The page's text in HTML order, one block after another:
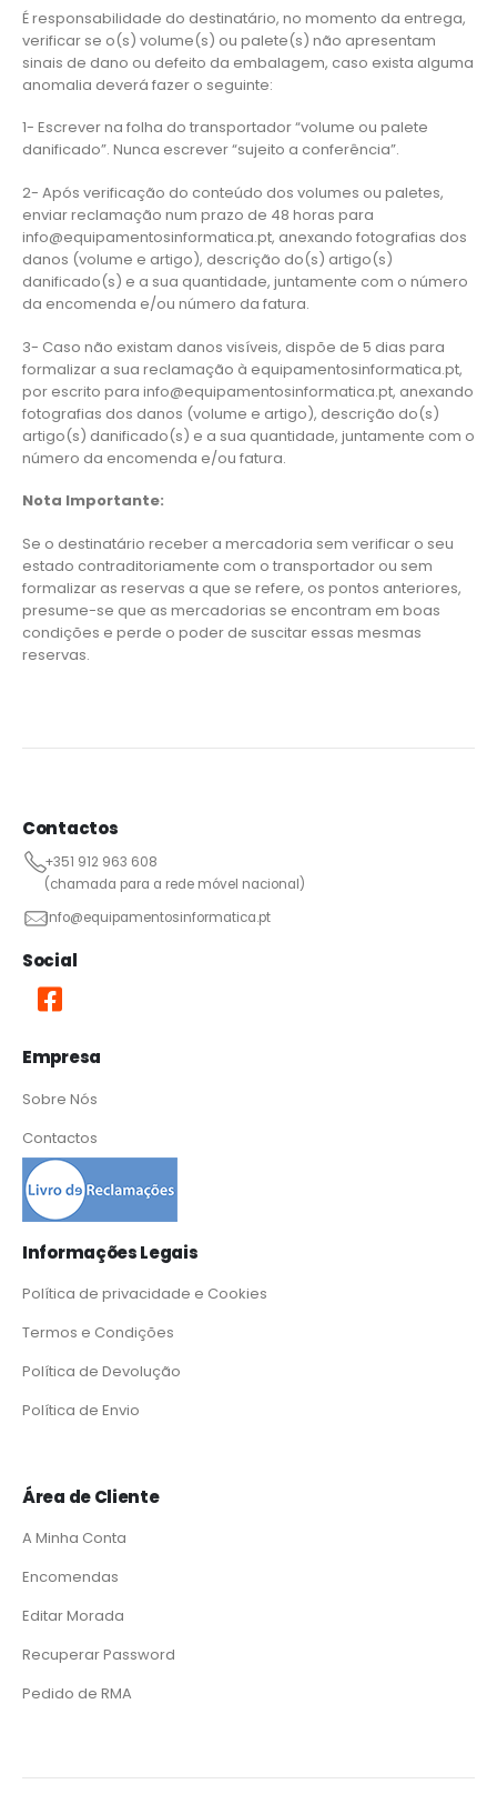
É responsabilidade do destinatário, no momento da entrega,
verificar se o(s) volume(s) ou palete(s) não apresentam
sinais de dano ou defeito da embalagem, caso exista alguma
anomalia deverá fazer o seguinte:
1- Escrever na folha do transportador “volume ou palete
danificado”. Nunca escrever “sujeito a conferência”.
2- Após verificação do conteúdo dos volumes ou paletes,
enviar reclamação num prazo de 48 horas para
info@equipamentosinformatica.pt, anexando fotografias dos
danos (volume e artigo), descrição do(s) artigo(s)
danificado(s) e a sua quantidade, juntamente com o número
da encomenda e/ou número da fatura.
3- Caso não existam danos visíveis, dispõe de 5 dias para
formalizar a sua reclamação à equipamentosinformatica.pt,
por escrito para info@equipamentosinformatica.pt, anexando
fotografias dos danos (volume e artigo), descrição do(s)
artigo(s) danificado(s) e a sua quantidade, juntamente com o
número da encomenda e/ou fatura.
Nota Importante:
Se o destinatário receber a mercadoria sem verificar o seu
estado contraditoriamente com o transportador ou sem
formalizar as reservas a que se refere, os pontos anteriores,
presume-se que as mercadorias se encontram em boas
condições e perde o poder de suscitar essas mesmas
reservas.
Contactos
+351 912 963 608
(chamada para a rede móvel nacional)
info@equipamentosinformatica.pt
Social
Empresa
Sobre Nós
Contactos
Informações Legais
Política de privacidade e Cookies
Termos e Condições
Política de Devolução
Política de Envio
Área de Cliente
A Minha Conta
Encomendas
Editar Morada
Recuperar Password
Pedido de RMA